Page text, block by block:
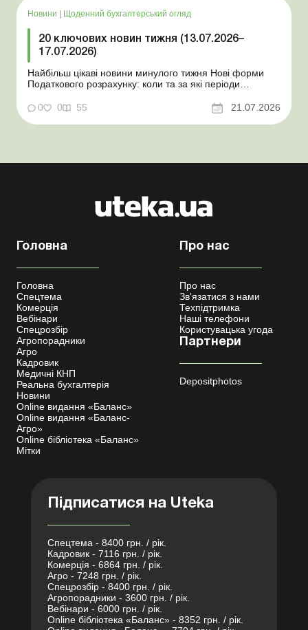
Новини | Щоденний бухгалтерський огляд
20 ключових новин тижня (13.07.2026–
17.07.2026)
Найбільш цікаві новини минулого тижня Нові форми
Податкового розрахунку: коли та за які періоди
відстрочки від призову під час мобілізації удосконалено
Кабмін утворив Координаційний центр з організації
бронювання військовозобов’язаних Верховна ...
0 0 55 21.07.2026
Головна
Головна
Спецтема
Комерція
Вебінари
Спецрозбір
Агропорадники
Агро
Кадровик
Медичні КНП
Реальна бухгалтерія
Новини
Online видання «Баланс»
Online видання «Баланс-
Агро»
Online бібліотека «Баланс»
Мітки
Про нас
Про нас
Зв'язатися з нами
Техпідтримка
Наші телефони
Користувацька угода
Партнери
Depositphotos
Підписатися на Uteka
Спецтема - 8400 грн. / рік.
Кадровик - 7116 грн. / рік.
Комерція - 6864 грн. / рік.
Агро - 7248 грн. / рік.
Спецрозбір - 8400 грн. / рік.
Агропорадники - 3600 грн. / рік.
Вебінари - 6000 грн. / рік.
Online бібліотека «Баланс» - 8352 грн. / рік.